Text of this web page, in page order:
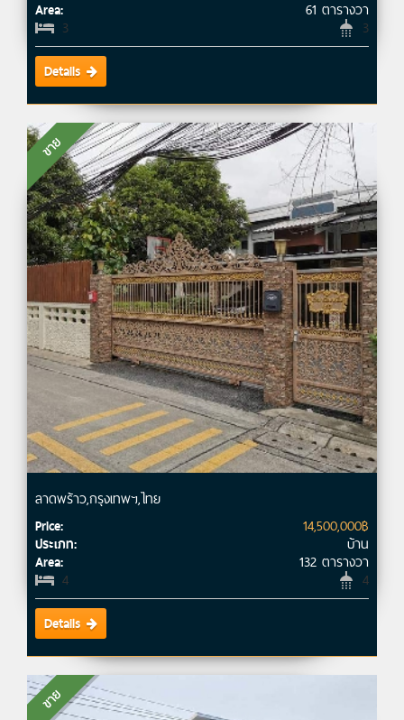
Area:
61 ตารางวา
3
3
Details
ขาย
ลาดพร้าว,กรุงเทพฯ,ไทย
Price: 14,500,000฿
ประเภท: บ้าน
Area:
132 ตารางวา
4
4
Details
ขาย